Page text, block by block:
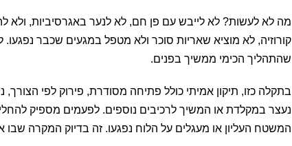
מה לא לעשות? לא לייבש עם פן חם, לא לנער באגרסיביות, ולא
קורוזיה, לא מוציא שאריות סוכר ולא מטפל במגעים שכבר
שהתהליך הכימי ממשיך בפנים.
בתקלה כזו, תיקון אמיתי כולל פתיחה מסודרת, פירוק לפי הצורך,
נעצר במקלדת או המשיך לרכיבים נוספים. לפעמים מספיק
המשטח העליון או מעגלים על הלוח נפגעו. זה בדיוק המקרה שבו